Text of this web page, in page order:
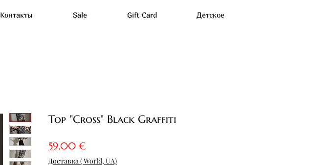
Контакты Sale Gift Card Детское
Top "Cross" Black Graffiti
59,00 €
Доставка ( World, UA)